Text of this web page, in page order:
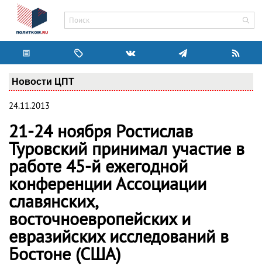
Новости ЦПТ
24.11.2013
21-24 ноября Ростислав
Туровский принимал участие в
работе 45-й ежегодной
конференции Ассоциации
славянских,
восточноевропейских и
евразийских исследований в
Бостоне (США)